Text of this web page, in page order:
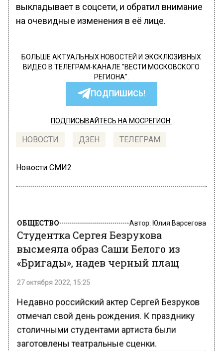
выкладывает в соцсети, и обратил внимание
на очевидные изменения в её лице.
БОЛЬШЕ АКТУАЛЬНЫХ НОВОСТЕЙ И ЭКСКЛЮЗИВНЫХ
ВИДЕО В ТЕЛЕГРАМ-КАНАЛЕ "ВЕСТИ МОСКОВСКОГО
РЕГИОНА".
ПОДПИШИСЬ!
ПОДПИСЫВАЙТЕСЬ НА МОСРЕГИОН:
НОВОСТИ ДЗЕН ТЕЛЕГРАМ
Новости СМИ2
ОБЩЕСТВО Автор:Юлия Варсегова
Студентка Сергея Безрукова
высмеяла образ Саши Белого из
«Бригады», надев черный плащ
27 октября 2022, 15:25
Недавно российский актер Сергей Безруков
отмечал свой день рождения. К празднику
столичными студентами артиста были
заготовлены театральные сценки.